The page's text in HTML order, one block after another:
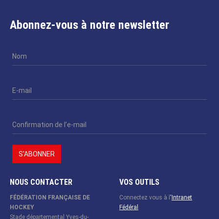
Abonnez-vous à notre newsletter
NOUS CONTACTER
FÉDÉRATION FRANÇAISE DE
HOCKEY
Stade départemental Yves-du-
VOS OUTILS
Connectez vous à l ' Intranet
Fédéral